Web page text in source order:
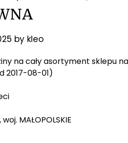
by kleo
na cały asortyment sklepu
2017-08-01)
MAŁOPOLSKIE